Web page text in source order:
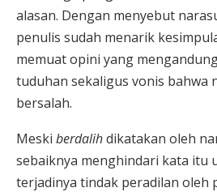
alasan. Dengan menyebut
penulis sudah menarik
memuat opini yang
tuduhan sekaligus vonis bahwa
bersalah.
Meski berdalihdikatakan oleh
sebaiknya menghindari kata itu
terjadinya tindak peradilan oleh